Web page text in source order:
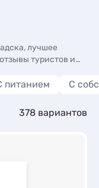
лучшее
туристов и
с кухней в
питанием С
378 вариантов